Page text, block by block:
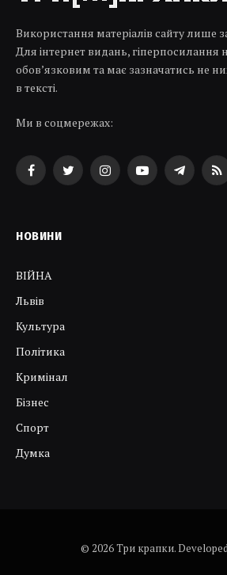
Використання матеріалів сайту лише
Для інтернет видань, гіперпосилання
обов’язковим та має зазначатись не
в тексті.
Ми в соцмережах:
FacebookTwitterInstagramYouTubeTelegram
НОВИНИ
ВІЙНА
Львів
Культура
Політика
Кримінал
Бізнес
Спорт
Думка
© 2026 Три крапки.